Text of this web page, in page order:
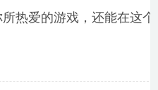
热爱的游戏，还能在这